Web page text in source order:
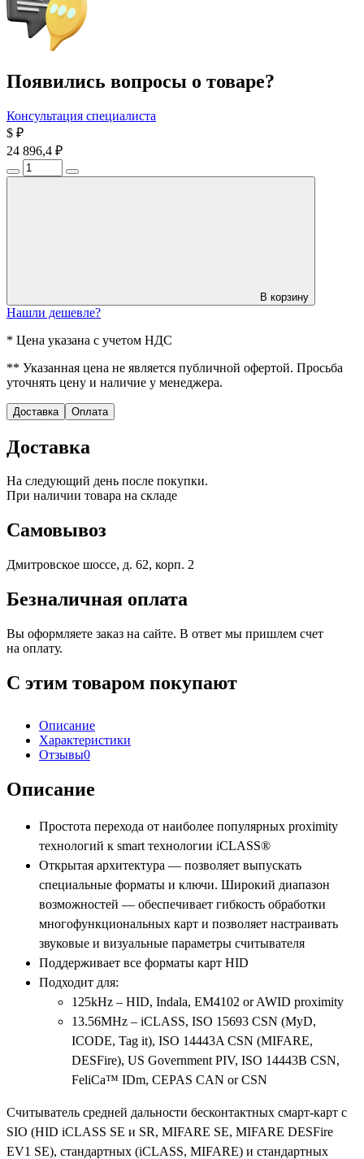
Появились вопросы о товаре?
Консультация специалиста
$ ₽
24 896,4 ₽
В корзину
Нашли дешевле?
* Цена указана с учетом НДС
** Указанная цена не является публичной офертой. Просьба
уточнять цену и наличие у менеджера.
Доставка Оплата
Доставка
На следующий день после покупки.
При наличии товара на складе
Самовывоз
Дмитровское шоссе, д. 62, корп. 2
Безналичная оплата
Вы оформляете заказ на сайте. В ответ мы пришлем счет
на оплату.
С этим товаром покупают
Описание
Характеристики
Отзывы0
Описание
Простота перехода от наиболее популярных proximity
технологий к smart технологии iCLASS®
Открытая архитектура — позволяет выпускать
специальные форматы и ключи. Широкий диапазон
возможностей — обеспечивает гибкость обработки
многофункциональных карт и позволяет настраивать
звуковые и визуальные параметры считывателя
Поддерживает все форматы карт HID
Подходит для:
125kHz – HID, Indala, EM4102 or AWID proximity
13.56MHz – iCLASS, ISO 15693 CSN (MyD,
ICODE, Tag it), ISO 14443A CSN (MIFARE,
DESFire), US Government PIV, ISO 14443B CSN,
FeliCa™ IDm, CEPAS CAN or CSN
Считыватель средней дальности бесконтактных смарт-карт с
SIO (HID iCLASS SE и SR, MIFARE SE, MIFARE DESFire
EV1 SE), стандартных (iCLASS, MIFARE) и стандартных